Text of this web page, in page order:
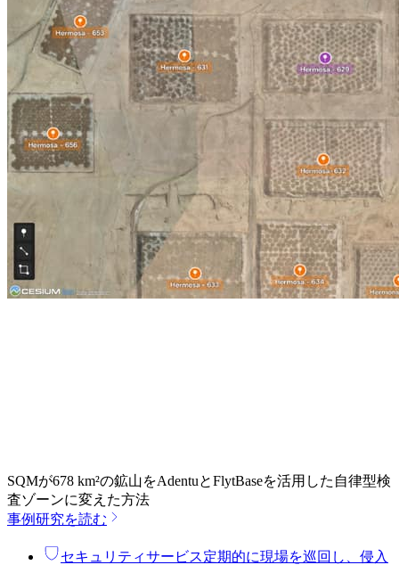
SQMが678 km²の鉱山をAdentuとFlytBaseを活用した自律型検
査ゾーンに変えた方法
事例研究を読む
セキュリティサービス定期的に現場を巡回し、侵入